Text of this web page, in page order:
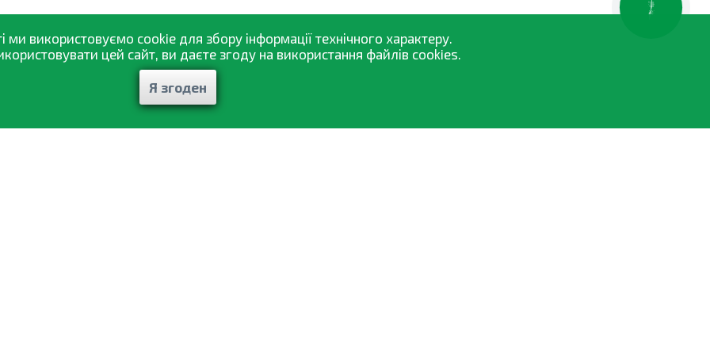
ми використовуємо cookie для збору інформації технічного характеру.
цей сайт, ви даєте згоду на використання файлів cookies.
Я згоден
КНОПКА
ЗВ'ЯЗКУ